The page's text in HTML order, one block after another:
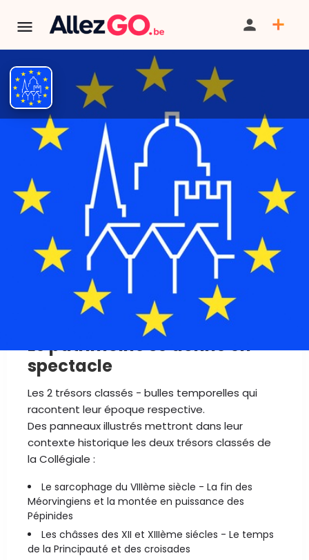
Journées du patrimoine
ITINÉRAIRE SAUVEGARDER
AU PROGRAMME
Le patrimoine se donne en
spectacle
Les 2 trésors classés - bulles temporelles qui
racontent leur époque respective.
Des panneaux illustrés mettront dans leur
contexte historique les deux trésors classés de
la Collégiale :
Le sarcophage du VIIIème siècle - La fin des
Méorvingiens et la montée en puissance des
Pépinides
Les châsses des XII et XIIIème siécles - Le temps
de la Principauté et des croisades